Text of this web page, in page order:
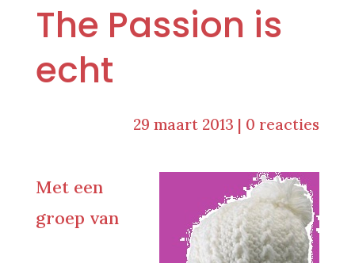
The Passion is
echt
29 maart 2013 | 0 reacties
Met een
groep van